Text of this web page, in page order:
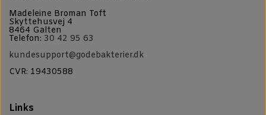
Madeleine Broman Toft
Skyttehusvej 4
8464 Galten
Telefon: 30 42 95 63
kundesupport@godebakterier.dk
CVR: 19430588
Links